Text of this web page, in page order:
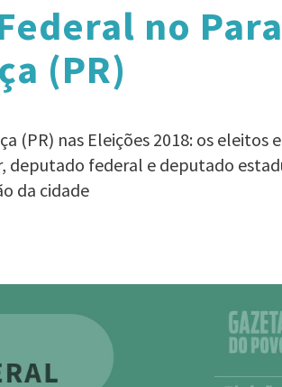
no
(PR)
(PR) nas Eleições 2018: os eleitos
deputado federal e deputado
da cidade